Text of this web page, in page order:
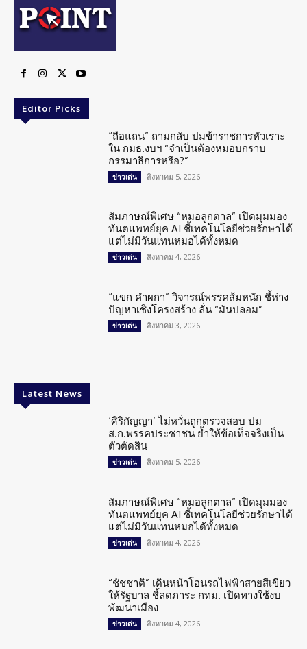
Editor Picks
“ถือแถน” ถามกลับ ปมข้าราชการหัวเราะ
ใน กมธ.งบฯ “จำเป็นต้องหมอบกราบ
กรรมาธิการหรือ?”
ข่าวเด่น สิงหาคม 5, 2026
สัมภาษณ์พิเศษ “หมอลูกตาล” เปิดมุมมอง
ทันตแพทย์ยุค AI ชี้เทคโนโลยีช่วยรักษาได้
แต่ไม่มีวันแทนหมอได้ทั้งหมด
ข่าวเด่น สิงหาคม 4, 2026
“แขก คำผกา” วิจารณ์พรรคส้มหนัก ชี้ห่าง
ปัญหาเชิงโครงสร้าง ลั่น “มันปลอม”
ข่าวเด่น สิงหาคม 3, 2026
Latest News
‘ศิริกัญญา’ ไม่หวั่นถูกตรวจสอบ ปม
ส.ก.พรรคประชาชน ย้ำให้ข้อเท็จจริงเป็น
ตัวตัดสิน
ข่าวเด่น สิงหาคม 5, 2026
สัมภาษณ์พิเศษ “หมอลูกตาล” เปิดมุมมอง
ทันตแพทย์ยุค AI ชี้เทคโนโลยีช่วยรักษาได้
แต่ไม่มีวันแทนหมอได้ทั้งหมด
ข่าวเด่น สิงหาคม 4, 2026
“ชัชชาติ” เดินหน้าโอนรถไฟฟ้าสายสีเขียว
ให้รัฐบาล ชี้ลดภาระ กทม. เปิดทางใช้งบ
พัฒนาเมือง
ข่าวเด่น สิงหาคม 4, 2026